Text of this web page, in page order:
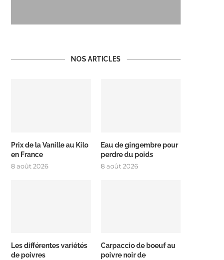
NOS ARTICLES
Prix de la Vanille au Kilo
en France
8 août 2026
Eau de gingembre pour
perdre du poids
8 août 2026
Les différentes variétés
de poivres
Carpaccio de boeuf au
poivre noir de